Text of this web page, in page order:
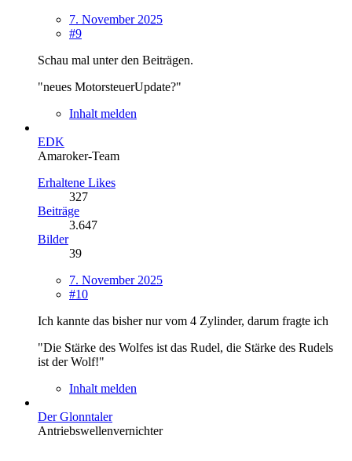
7. November 2025
#9
Schau mal unter den Beiträgen.
"neues MotorsteuerUpdate?"
Inhalt melden
EDK
Amaroker-Team
Erhaltene Likes
327
Beiträge
3.647
Bilder
39
7. November 2025
#10
Ich kannte das bisher nur vom 4 Zylinder, darum fragte ich
"Die Stärke des Wolfes ist das Rudel, die Stärke des Rudels
ist der Wolf!"
Inhalt melden
Der Glonntaler
Antriebswellenvernichter